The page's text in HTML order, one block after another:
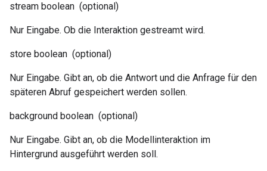
stream boolean (optional)
Nur Eingabe. Ob die Interaktion gestreamt wird.
store boolean (optional)
Nur Eingabe. Gibt an, ob die Antwort und die Anfrage für den
späteren Abruf gespeichert werden sollen.
background boolean (optional)
Nur Eingabe. Gibt an, ob die Modellinteraktion im
Hintergrund ausgeführt werden soll.